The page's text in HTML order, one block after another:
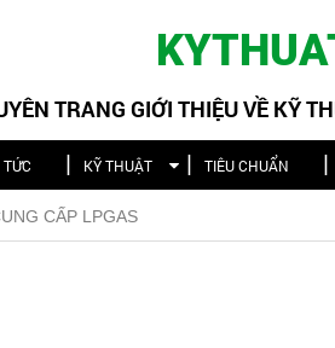
TRANG GIỚI THIỆU VỀ KỸ
KỸ THUẬT TIÊU CHUẨN
CẤP LPGAS